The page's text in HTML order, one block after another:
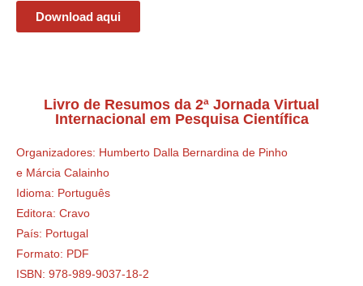
Download aqui
Livro de Resumos da 2ª Jornada Virtual
Internacional em Pesquisa Científica
Organizadores: Humberto Dalla Bernardina de Pinho
e Márcia Calainho
Idioma: Português
Editora: Cravo
País: Portugal
Formato: PDF
ISBN: 978-989-9037-18-2